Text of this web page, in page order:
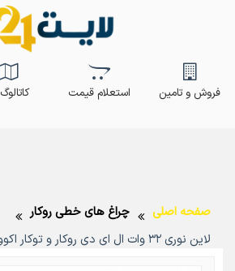
فروش و تامین استعلام قیمت
صفحه اصلی
چراغ های خطی روکار
لاین نوری ۳۲ وات ال ای دی روکار و توکار اکووات برش 9 چراغ خطی